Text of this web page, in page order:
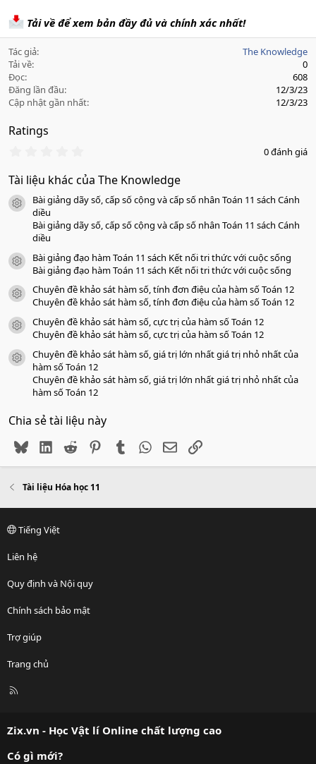
Tải về để xem bản đầy đủ và chính xác nhất!
Tác giả
The Knowledge
Tải về
0
Đọc
608
Đăng lần đầu
12/3/23
Cập nhật gần nhất
12/3/23
Ratings
0
0
a
0 đánh giá
Tài liệu khác của The Knowledge
icon tài liệu
Bài giảng dãy số, cấp số cộng và cấp số nhân Toán 11 sách Cánh
diều
Bài giảng dãy số, cấp số cộng và cấp số nhân Toán 11 sách Cánh
diều
icon tài liệu
Bài giảng đạo hàm Toán 11 sách Kết nối tri thức với cuộc sống
Bài giảng đạo hàm Toán 11 sách Kết nối tri thức với cuộc sống
icon tài liệu
Chuyên đề khảo sát hàm số, tính đơn điệu của hàm số Toán 12
Chuyên đề khảo sát hàm số, tính đơn điệu của hàm số Toán 12
icon tài liệu
Chuyên đề khảo sát hàm số, cực trị của hàm số Toán 12
Chuyên đề khảo sát hàm số, cực trị của hàm số Toán 12
icon tài liệu
Chuyên đề khảo sát hàm số, giá trị lớn nhất giá trị nhỏ nhất của
hàm số Toán 12
Chuyên đề khảo sát hàm số, giá trị lớn nhất giá trị nhỏ nhất của
hàm số Toán 12
Chia sẻ tài liệu này
BlueskyLinkedIn
Reddit PinterestTumblr WhatsApp
EmailLink
Tài liệu Hóa học 11
Tiếng Việt
Liên hệ
Quy định và Nội quy
Chính sách bảo mật
Trợ giúp
Trang chủ
R
Zix.vn - Học Vật lí Online chất lượng cao
Có gì mới?